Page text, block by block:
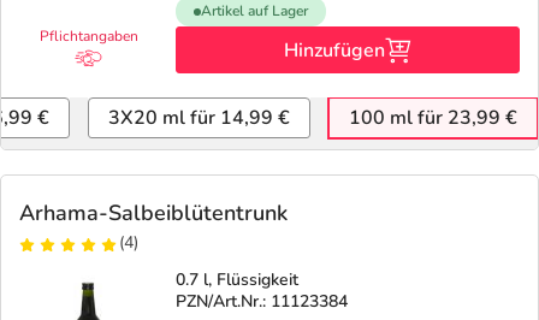
Pflichtangaben
Artikel auf Lager
Hinzufügen
€ 3X20 ml für 14,99 € 100 ml für 23,99 €
Arhama-Salbeiblütentrunk
(4)
0.7 l, Flüssigkeit
PZN/Art.Nr.: 11123384